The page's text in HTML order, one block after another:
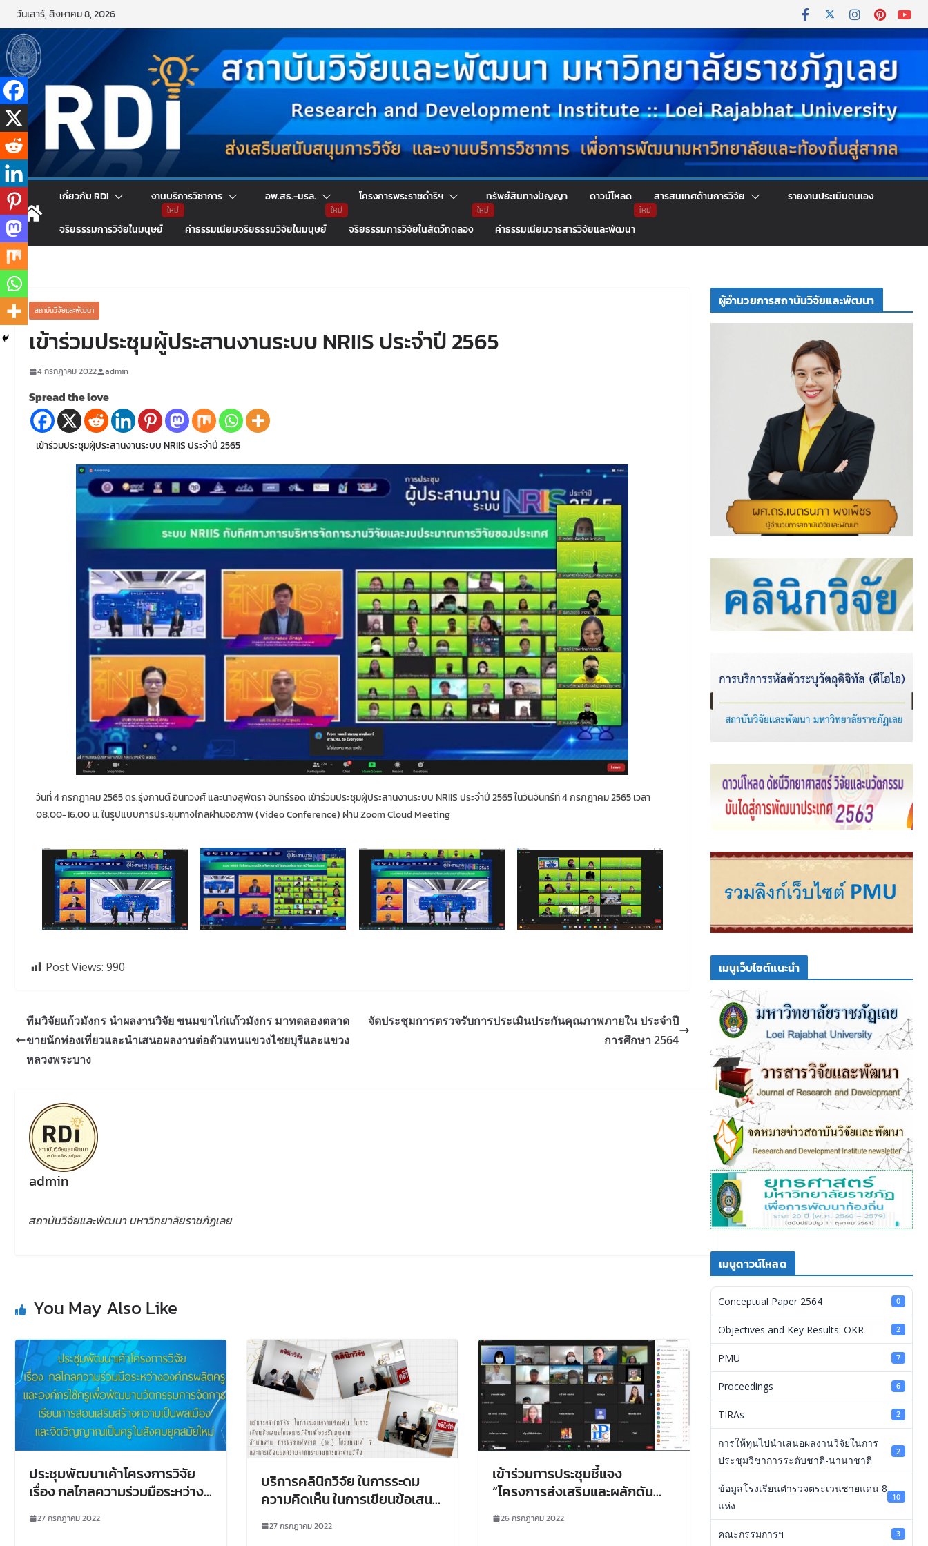
วันเสาร์, สิงหาคม 8, 2026
เกี่ยวกับ RDI งานบริการวิชาการ อพ.สธ.-มรล. โครงการพระราชดำริฯ ทรัพย์สินทางปัญญา ดาวน์โหลด สารสนเทศด้านการวิจัย รายงานประเมินตนเอง
จริยธรรมการวิจัยในมนุษย์ ค่าธรรมเนียมจริยธรรมวิจัยในมนุษย์ จริยธรรมการวิจัยในสัตว์ทดลอง ค่าธรรมเนียมวารสารวิจัยและพัฒนา
สถาบันวิจัยและพัฒนา
เข้าร่วมประชุมผู้ประสานงานระบบ NRIIS ประจำปี 2565
4 กรกฎาคม 2022 admin
Spread the love
เข้าร่วมประชุมผู้ประสานงานระบบ NRIIS ประจำปี 2565
วันที่ 4 กรกฏาคม 2565 ดร.รุ่งกานต์ อินทวงศ์ และนางสุพัตรา จันทร์รอด เข้าร่วมประชุมผู้ประสานงานระบบ NRIIS ประจำปี 2565 ในวันจันทร์ที่ 4 กรกฎาคม 2565 เวลา
08.00-16.00 น. ในรูปแบบการประชุมทางไกลผ่านจอภาพ (Video Conference) ผ่าน Zoom Cloud Meeting
Post Views: 990
ทีมวิจัยแก้วมังกร นำผลงานวิจัย ขนมขาไก่แก้วมังกร มาทดลองตลาด
ขายนักท่องเที่ยวและนำเสนอผลงานต่อตัวแทนแขวงไชยบุรีและแขวง
หลวงพระบาง
จัดประชุมการตรวจรับการประเมินประกันคุณภาพภายใน ประจำปี
การศึกษา 2564
admin
สถาบันวิจัยและพัฒนา มหาวิทยาลัยราชภัฏเลย
You May Also Like
ประชุมพัฒนาเค้าโครงการวิจัย
เรื่อง กลไกลความร่วมมือระหว่าง
เพื่อพัฒนานวัตกรรมการจัดการ
27 กรกฎาคม 2022
บริการคลินิกวิจัย ในการระดม
ความคิดเห็น ในการเขียนข้อเสนอ
สำนักงาน การวิจัยแห่งชาติ (วช.)
27 กรกฎาคม 2022
เข้าร่วมการประชุมชี้แจง
“โครงการส่งเสริมและผลักดัน
26 กรกฎาคม 2022
ผู้อำนวยการสถาบันวิจัยและพัฒนา
เมนูเว็บไซต์แนะนำ
เมนูดาวน์โหลด
Conceptual Paper 2564 0
Objectives and Key Results: OKR 2
PMU 7
Proceedings 6
TIRAs 2
การให้ทุนไปนำเสนอผลงานวิจัยในการ
ประชุมวิชาการระดับชาติ-นานาชาติ
2
ข้อมูลโรงเรียนตำรวจตระเวนชายแดน 8
แห่ง
10
คณะกรรมการฯ 3